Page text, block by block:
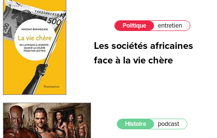
Politique entretien
Les sociétés africaines
face à la vie chère
Histoire podcast